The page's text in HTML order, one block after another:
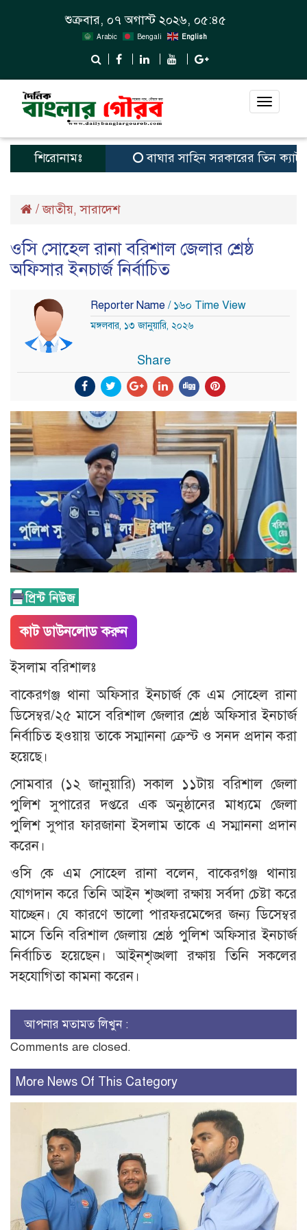
শুক্রবার, ০৭ অগাস্ট ২০২৬, ০৫:৪৫
Arabic Bengali English
Toggle
শিরোনামঃ বাঘার সাহিন সরকারের তিন
/জাতীয়,সারাদেশ
ওসি সোহেল রানা বরিশাল জেলার শ্রেষ্ঠ
অফিসার ইনচার্জ নির্বাচিত
Reporter Name / ১৬০ Time View
মঙ্গলবার, ১৩ জানুয়ারি, ২০২৬
Share
কাট ডাউনলোড করুন
ইসলাম বরিশালঃ
বাকেরগঞ্জ থানা অফিসার ইনচার্জ কে এম সোহেল রানা
ডিসেম্বর/২৫ মাসে বরিশাল জেলার শ্রেষ্ঠ অফিসার ইনচার্জ
নির্বাচিত হওয়ায় তাকে সম্মাননা ক্রেস্ট ও সনদ প্রদান করা
হয়েছে।
সোমবার (১২ জানুয়ারি) সকাল ১১টায় বরিশাল জেলা
পুলিশ সুপারের দপ্তরে এক অনুষ্ঠানের মাধ্যমে জেলা
পুলিশ সুপার ফারজানা ইসলাম তাকে এ সম্মাননা প্রদান
করেন।
ওসি কে এম সোহেল রানা বলেন, বাকেরগঞ্জ থানায়
যোগদান করে তিনি আইন শৃঙ্খলা রক্ষায় সর্বদা চেষ্টা করে
যাচ্ছেন। যে কারণে ভালো পারফরমেন্সের জন্য ডিসেম্বর
মাসে তিনি বরিশাল জেলায় শ্রেষ্ঠ পুলিশ অফিসার ইনচার্জ
নির্বাচিত হয়েছেন। আইনশৃঙ্খলা রক্ষায় তিনি সকলের
সহযোগিতা কামনা করেন।
আপনার মতামত লিখুন :
Comments are closed.
More News Of This Category